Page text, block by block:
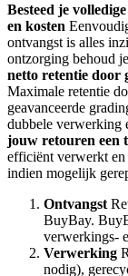
Besteed je
en kosten
ontvangst is alles
ontzorging behoud
netto retentie door
Maximale retentie
geavanceerde
dubbele verwerking
jouw retouren een
efficiënt verwerkt
indien mogelijk
Ontvangst
BuyBay.
verwerkings-
Verwerking
nodig),